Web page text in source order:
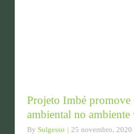
Projeto Imbé promove
ambiental no
By Sulgesso | 25 novembro, 2020